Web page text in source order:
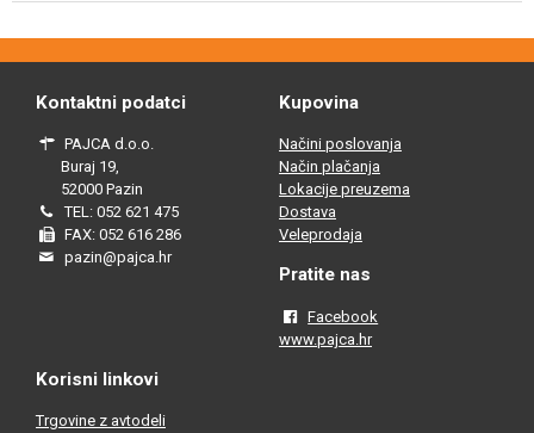
Kontaktni podatci
PAJCA d.o.o.
Buraj 19,
52000 Pazin
TEL: 052 621 475
FAX: 052 616 286
pazin@pajca.hr
Kupovina
Načini poslovanja
Način plačanja
Lokacije preuzema
Dostava
Veleprodaja
Pratite nas
Facebook
www.pajca.hr
Korisni linkovi
Trgovine z avtodeli